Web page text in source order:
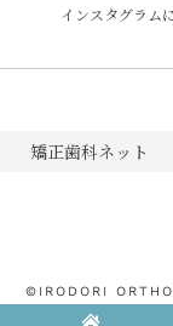
インスタグラム
矯正歯科ネット
©IRODORI